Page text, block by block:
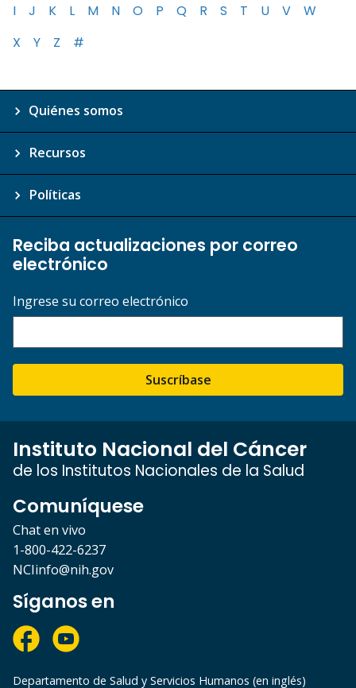
I
J K L M N O P Q R S T U V
W
X
Y Z #
Quiénes somos
Recursos
Políticas
Reciba actualizaciones por correo
electrónico
Ingrese su correo electrónico
Suscríbase
Instituto Nacional del Cáncer
de los Institutos Nacionales de la Salud
Comuníquese
Chat en vivo
1-800-422-6237
NCIinfo@nih.gov
Síganos en
Departamento de Salud y Servicios Humanos (en inglés)